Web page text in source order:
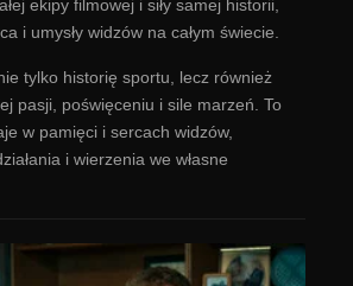
ekipy filmowej i siły samej historii,
i umysły widzów na całym świecie.
tylko historię sportu, lecz również
pasji, poświęceniu i sile marzeń. To
w pamięci i sercach widzów,
i wierzenia we własne